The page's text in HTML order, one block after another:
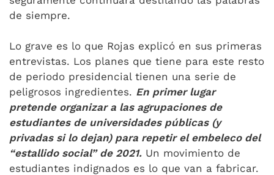
de siempre.
Lo grave es lo que Rojas explicó en sus primeras
entrevistas. Los planes que tiene para este resto
de periodo presidencial tienen una serie de
peligrosos ingredientes. En primer lugar
pretende organizar a las agrupaciones de
estudiantes de universidades públicas (y
privadas si lo dejan) para repetir el embeleco del
“estallido social” de 2021. Un movimiento de
estudiantes indignados es lo que van a fabricar.